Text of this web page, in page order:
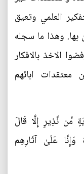
العلمي وتعيق
بها. وهذا ما سجله
الاخذ بالافكار
معتقدات ابائهم
مِّن نَّذِيرٍ إِلَّا قَالَ
وَإِنَّا عَلَىٰ آثَارِهِم